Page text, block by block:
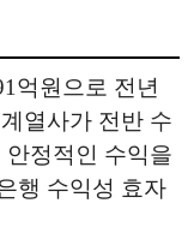
억원으로 전년
열사가 전반 수
정적인 수익을
행 수익성 효자